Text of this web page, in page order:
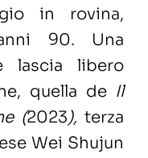
in rovina,
90. Una
lascia libero
quella de Il
(2023),terza
Wei Shujun